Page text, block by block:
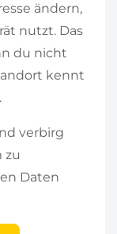
ändern,
nutzt. Das
du nicht
kennt
verbirg
zu
Daten